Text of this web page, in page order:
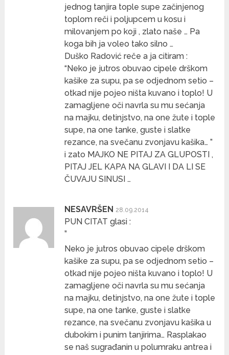
jednog tanjira tople supe začinjenog
toplom reči i poljupcem u kosu i
milovanjem po koji , zlato naše … Pa
koga bih ja voleo tako silno …
Duško Radović reče a ja citiram :
“Neko je jutros obuvao cipele drškom
kašike za supu, pa se odjednom setio –
otkad nije pojeo ništa kuvano i toplo! U
zamagljene oči navrla su mu sećanja
na majku, detinjstvo, na one žute i tople
supe, na one tanke, guste i slatke
rezance, na svečanu zvonjavu kašika… ”
i zato MAJKO NE PITAJ ZA GLUPOSTI ,
PITAJ JEL KAPA NA GLAVI I DA LI SE
ČUVAJU SINUSI …
NESAVRŠEN 28.09.2014
PUN CITAT glasi :
”
Neko je jutros obuvao cipele drškom
kašike za supu, pa se odjednom setio –
otkad nije pojeo ništa kuvano i toplo! U
zamagljene oči navrla su mu sećanja
na majku, detinjstvo, na one žute i tople
supe, na one tanke, guste i slatke
rezance, na svečanu zvonjavu kašika u
dubokim i punim tanjirima… Rasplakao
se naš sugrađanin u polumraku antrea i